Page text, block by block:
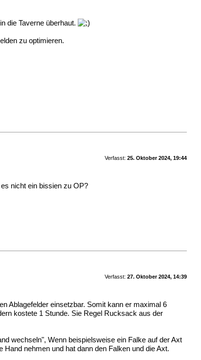
die Taverne überhaut.
zu optimieren.
Verfasst: 25. Oktober 2024, 19:44
nicht ein bissien zu OP?
Verfasst: 27. Oktober 2024, 14:39
Ablagefelder einsetzbar. Somit kann er maximal 6
kostete 1 Stunde. Sie Regel Rucksack aus der
wechseln", Wenn beispielsweise ein Falke auf der Axt
nehmen und hat dann den Falken und die Axt.